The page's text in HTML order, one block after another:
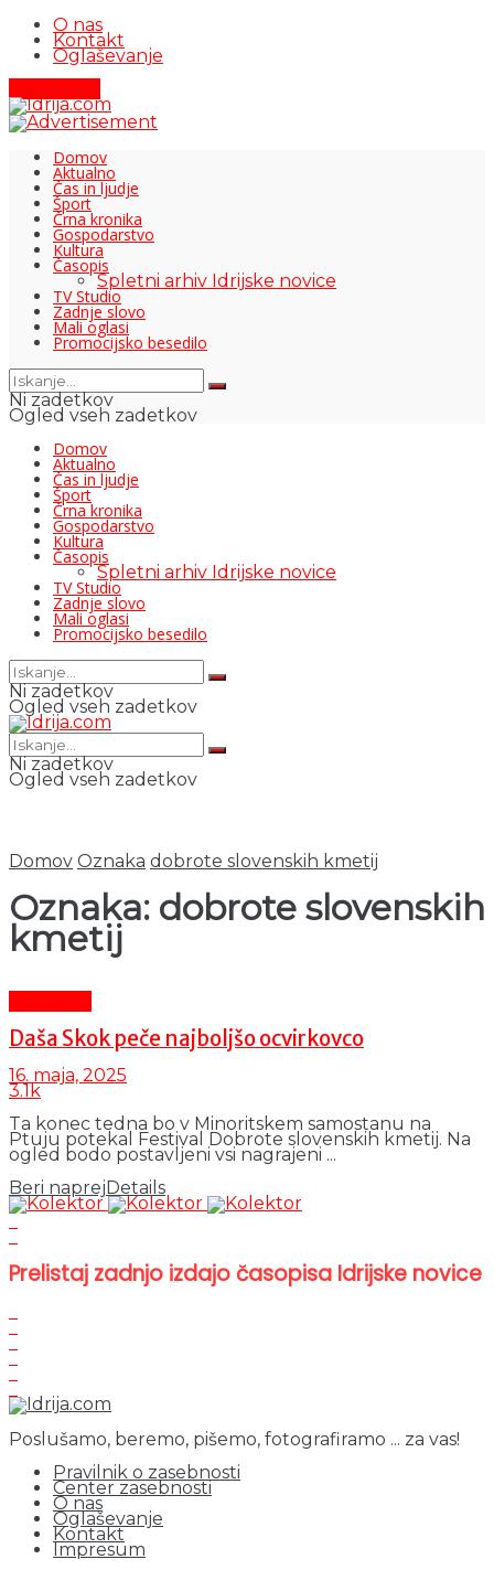
O nas
Kontakt
Oglaševanje
Domov
Aktualno
Čas in ljudje
Šport
Črna kronika
Gospodarstvo
Kultura
Časopis
Spletni arhiv Idrijske novice
TV Studio
Zadnje slovo
Mali oglasi
Promocijsko besedilo
Ni zadetkov
Ogled vseh zadetkov
Domov
Aktualno
Čas in ljudje
Šport
Črna kronika
Gospodarstvo
Kultura
Časopis
Spletni arhiv Idrijske novice
TV Studio
Zadnje slovo
Mali oglasi
Promocijsko besedilo
Ni zadetkov
Ogled vseh zadetkov
Ni zadetkov
Ogled vseh zadetkov
Domov Oznaka dobrote slovenskih kmetij
Oznaka: dobrote slovenskih
kmetij
Daša Skok peče najboljšo ocvirkovco
16. maja, 2025
3.1k
Ta konec tedna bo v Minoritskem samostanu na
Ptuju potekal Festival Dobrote slovenskih kmetij. Na
ogled bodo postavljeni vsi nagrajeni ...
Beri naprej Details
Prelistaj zadnjo izdajo časopisa Idrijske novice
Poslušamo, beremo, pišemo, fotografiramo ... za vas!
Pravilnik o zasebnosti
Center zasebnosti
O nas
Oglaševanje
Kontakt
Impresum